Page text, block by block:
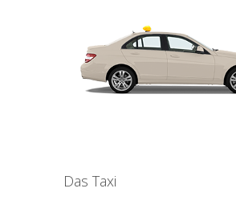
Das Taxi